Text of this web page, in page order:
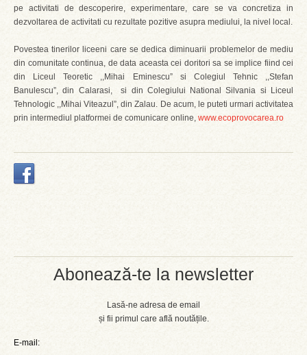
Abonează-te la newsletter
Lasă-ne adresa de email
și fii primul care află noutățile.
E-mail:
pe activitati de descoperire, experimentare, care se va concretiza in
dezvoltarea de activitati cu rezultate pozitive asupra mediului, la nivel local.
Povestea tinerilor liceeni care se dedica diminuarii problemelor de mediu
din comunitate continua, de data aceasta cei doritori sa se implice fiind cei
din Liceul Teoretic ,,Mihai Eminescu” si Colegiul Tehnic ,,Stefan
Banulescu”, din Calarasi, si din Colegiului National Silvania si Liceul
Tehnologic ,,Mihai Viteazul”, din Zalau. De acum, le puteti urmari activitatea
prin intermediul platformei de comunicare online, www.ecoprovocarea.ro